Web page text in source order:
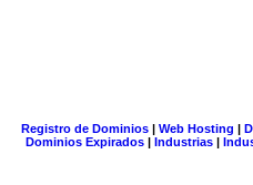
Registro de Dominios| Web Hosting |
Dominios Expirados | Industrias |